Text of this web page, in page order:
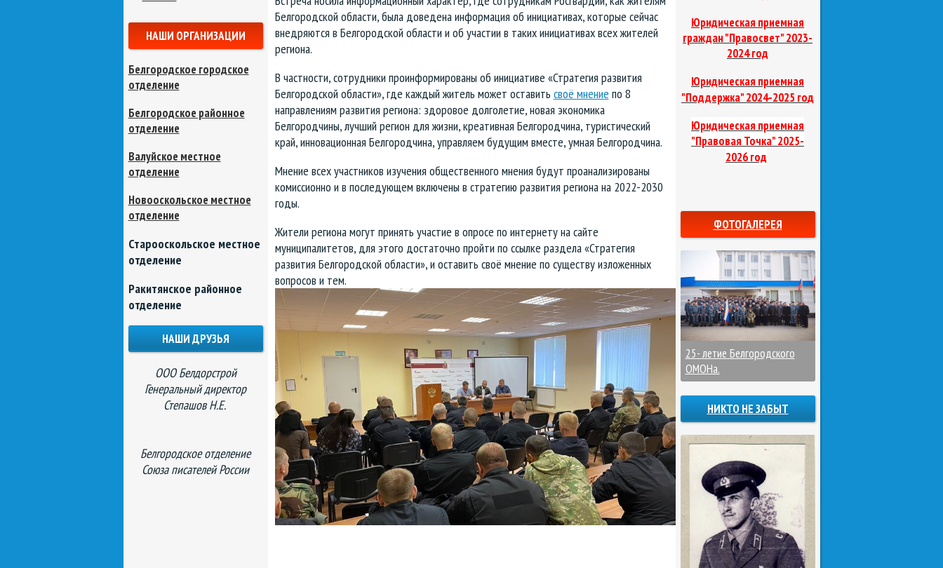
Белгородской области, была доведена информация об инициативах, которые сейчас
внедряются в Белгородской области и об участии в таких инициативах всех жителей
региона.
В частности, сотрудники проинформированы об инициативе «Стратегия развития
Белгородской области», где каждый житель может оставить своё мнение по 8
направлениям развития региона: здоровое долголетие, новая экономика
Белгородчины, лучший регион для жизни, креативная Белгородчина, туристический
край, инновационная Белгородчина, управляем будущим вместе, умная Белгородчина.
Мнение всех участников изучения общественного мнения будут проанализированы
комиссионно и в последующем включены в стратегию развития региона на 2022-2030
годы.
Жители региона могут принять участие в опросе по интернету на сайте
муниципалитетов, для этого достаточно пройти по ссылке раздела «Стратегия
развития Белгородской области», и оставить своё мнение по существу изложенных
вопросов и тем.
НАШИ ОРГАНИЗАЦИИ
Белгородское городское
отделение
Белгородское районное
отделение
Валуйское местное
отделение
Новооскольское местное
отделение
Старооскольское местное
отделение
Ракитянское районное
отделение
НАШИ ДРУЗЬЯ
ООО Белдорстрой
Генеральный директор
Степашов Н.Е.
Белгородское отделение
Союза писателей России
Юридическая приемная
граждан "Правосвет"2023-
2024 год
Юридическая приемная
"Поддержка"2024-2025 год
Юридическая приемная
"Правовая Точка"2025-
2026 год
ФОТОГАЛЕРЕЯ
25- летие Белгородского
ОМОНа.
НИКТО НЕ ЗАБЫТ